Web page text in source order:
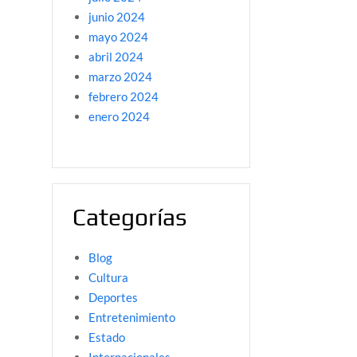
junio 2024
mayo 2024
abril 2024
marzo 2024
febrero 2024
enero 2024
Categorías
Blog
Cultura
Deportes
Entretenimiento
Estado